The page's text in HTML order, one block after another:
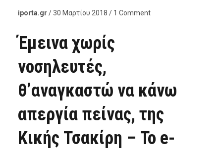
iporta.gr / 30 Μαρτίου 2018 / 1 Comment
Έμεινα χωρίς
νοσηλευτές,
θ’αναγκαστώ να κάνω
απεργία πείνας, της
Κικής Τσακίρη – Το e-